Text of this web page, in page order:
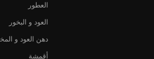
العطور
العود و البخور
دهن العود و
أقمشة